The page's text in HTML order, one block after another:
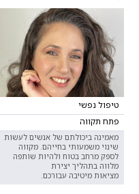
טיפול נפשי
פתח תקווה
מאמינה ביכולתם של אנשים לעשות
שינוי משמעותי בחייהם. מקווה
לספק מרחב בטוח ולהיות שותפה
מלווה בתהליך יצירת
מציאות מיטיבה עבורכם.